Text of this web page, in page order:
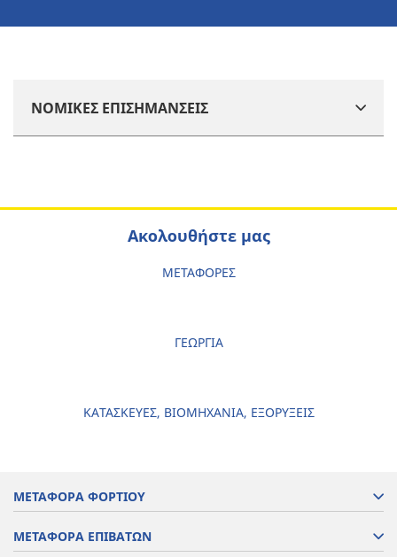
ΝΟΜΙΚΕΣ ΕΠΙΣΗΜΑΝΣΕΙΣ
Ακολουθήστε μας
ΜΕΤΑΦΟΡΕΣ
ΓΕΩΡΓΙΑ
ΚΑΤΑΣΚΕΥΕΣ, ΒΙΟΜΗΧΑΝΙΑ, ΕΞΟΡΥΞΕΙΣ
ΜΕΤΑΦΟΡΑ ΦΟΡΤΙΟΥ
ΜΕΤΑΦΟΡΑ ΕΠΙΒΑΤΩΝ